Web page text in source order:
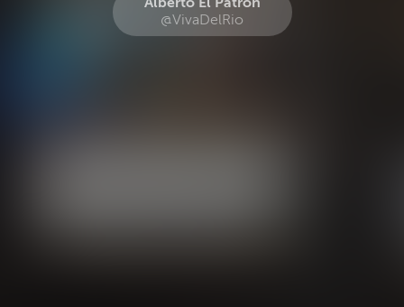
@VivaDelRio